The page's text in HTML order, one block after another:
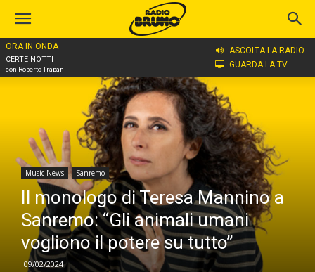
ORA IN ONDA
CERTE NOTTI
con Roberto Trapani
ASCOLTA LA RADIO
GUARDA LA TV
Home
Music News Sanremo
Il monologo di Teresa Mannino a
Sanremo: “Gli animali umani
vogliono il potere su tutto”
09/02/2024